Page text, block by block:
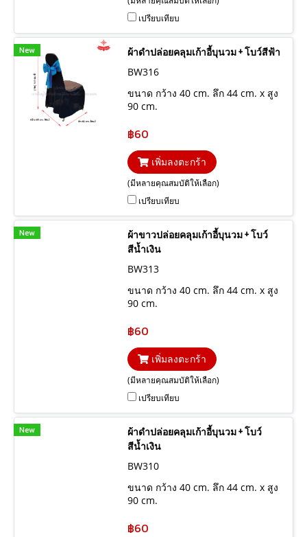
เปรียบเทียบ
New
ผ้าดำปล่อยคลุมเก้าอี้บุนวม + โบว์สีฟ้า
BW316
ขนาด กว้าง 40 cm. ลึก 44 cm. x สูง
90 cm.
฿60
เพิ่มลงตะกร้า
(มีหลายคุณสมบัติให้เลือก)
เปรียบเทียบ
New
ผ้าขาวปล่อยคลุมเก้าอี้บุนวม + โบว์
สีน้ำเงิน
BW313
ขนาด กว้าง 40 cm. ลึก 44 cm. x สูง
90 cm.
฿60
เพิ่มลงตะกร้า
(มีหลายคุณสมบัติให้เลือก)
เปรียบเทียบ
New
ผ้าดำปล่อยคลุมเก้าอี้บุนวม + โบว์
สีน้ำเงิน
BW310
ขนาด กว้าง 40 cm. ลึก 44 cm. x สูง
90 cm.
฿60